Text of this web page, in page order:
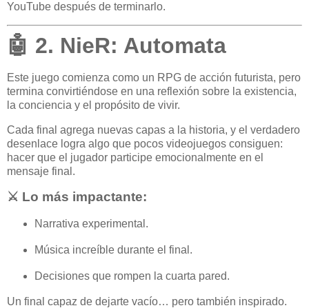
YouTube después de terminarlo.
🤖 2. NieR: Automata
Este juego comienza como un RPG de acción futurista, pero
termina convirtiéndose en una reflexión sobre la existencia,
la conciencia y el propósito de vivir.
Cada final agrega nuevas capas a la historia, y el verdadero
desenlace logra algo que pocos videojuegos consiguen:
hacer que el jugador participe emocionalmente en el
mensaje final.
⚔️ Lo más impactante:
Narrativa experimental.
Música increíble durante el final.
Decisiones que rompen la cuarta pared.
Un final capaz de dejarte vacío… pero también inspirado.